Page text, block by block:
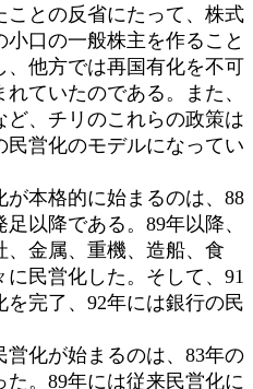
ことの反省にたって、株式
口の一般株主を作ること
、他方では再国有化を不可
ていたのである。また、
、チリのこれらの政策は
営化のモデルになってい
本格的に始まるのは、88
以降である。89年以降、
金属、重機、造船、食
民営化した。そして、91
完了、92年には銀行の民
化が始まるのは、83年の
。89年には従来民営化に